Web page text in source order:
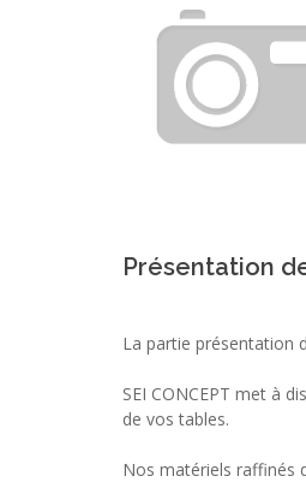
Présentation
La partie présentation
SEI CONCEPT met à
de vos tables.
Nos matériels raffinés